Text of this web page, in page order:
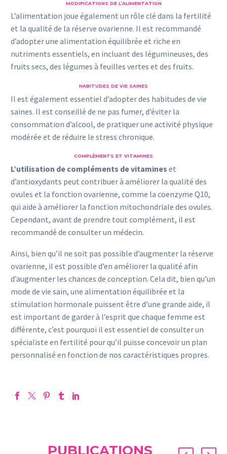
MODIFICATIONS DE L’ALIMENTATION
L’alimentation joue également un rôle clé dans la fertilité
et la qualité de la réserve ovarienne. Il est recommandé
d’adopter une alimentation équilibrée et riche en
nutriments essentiels, en incluant des légumineuses, des
fruits secs, des légumes à feuilles vertes et des fruits.
HABITUDES DE VIE SAINES
Il est également essentiel d’adopter des habitudes de vie
saines. Il est conseillé de ne pas fumer, d’éviter la
consommation d’alcool, de pratiquer une activité physique
modérée et de réduire le stress chronique.
COMPLÉMENTS ET VITAMINES
L’utilisation de compléments de vitamines et
d’antioxydants peut contribuer à améliorer la qualité des
ovules et la fonction ovarienne, comme la coenzyme Q10,
qui aide à améliorer la fonction mitochondriale des ovules.
Cependant, avant de prendre tout complément, il est
recommandé de consulter un médecin.
Ainsi, bien qu’il ne soit pas possible d’augmenter la réserve
ovarienne, il est possible d’en améliorer la qualité afin
d’augmenter les chances de conception. Cela dit, bien qu’un
mode de vie sain, une alimentation équilibrée et la
stimulation hormonale puissent être d’une grande aide, il
est important de garder à l’esprit que chaque femme est
différente, c’est pourquoi il est essentiel de consulter un
spécialiste en fertilité pour qu’il puisse concevoir un plan
personnalisé en fonction de nos caractéristiques propres.
PUBLICATIONS